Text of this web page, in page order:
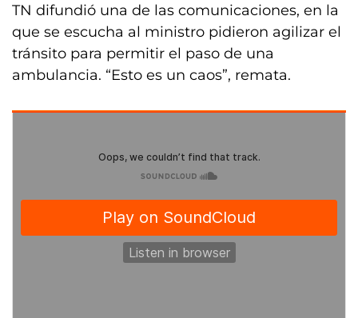
TN difundió una de las comunicaciones, en la
que se escucha al ministro pidieron agilizar el
tránsito para permitir el paso de una
ambulancia. “Esto es un caos”, remata.